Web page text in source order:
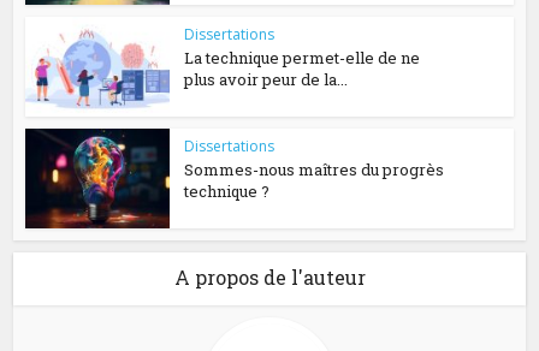
Dissertations
La technique permet-elle de ne
plus avoir peur de la...
Dissertations
Sommes-nous maîtres du progrès
technique ?
A propos de l'auteur